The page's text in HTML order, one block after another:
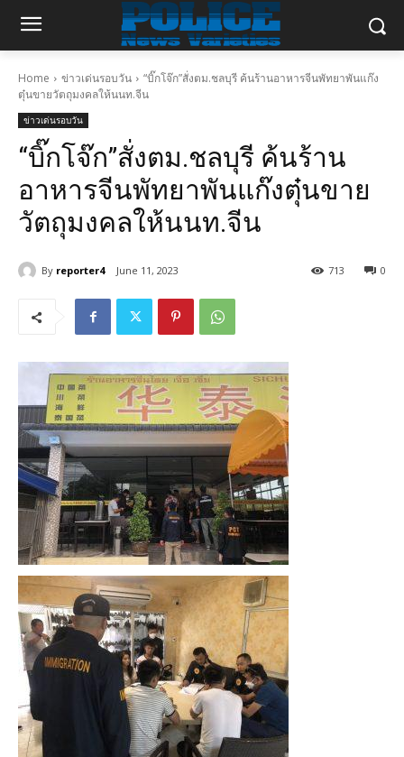
Home ข่าวเด่นรอบวัน
“บิ๊กโจ๊ก”สั่งตม.ชลบุรี ค้นร้านอาหารจีนพัทยาพันแก๊ง
ตุ๋นขายวัตถุมงคลให้นนท.จีน
ข่าวเด่นรอบวัน
“บิ๊กโจ๊ก”สั่งตม.ชลบุรี ค้นร้าน
อาหารจีนพัทยาพันแก๊งตุ๋นขาย
วัตถุมงคลให้นนท.จีน
By reporter4 June 11, 2023 0
713